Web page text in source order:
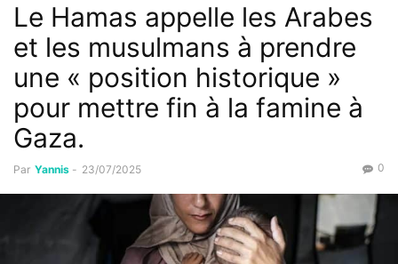
Le Hamas appelle les Arabes
et les musulmans à prendre
une « position historique »
pour mettre fin à la famine à
Gaza.
Par Yannis - 23/07/2025 0